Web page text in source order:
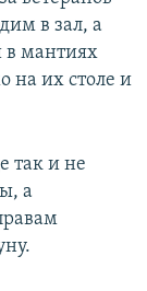
в зал, а
в мантиях
на их столе и
так и не
а